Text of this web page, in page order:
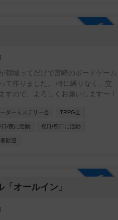
都城ってだけで宮崎のボードゲーム
て作りました。 特に縛りなく、交
すので、よろしくお願いします〜！
ダーミステリー会 TRPG会
日/夜に活動 祝日/祭日に活動
歓迎
オールイン」